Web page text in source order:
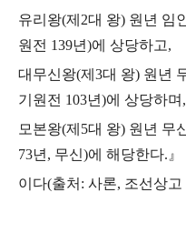
유리왕(제2대 왕) 원년 임
원전 139년)에 상당하고,
대무신왕(제3대 왕) 원년
기원전 103년)에 상당하며,
모본왕(제5대 왕) 원년 무
73년, 무신)에 해당한다.』
이다(출처: 사론, 조선상